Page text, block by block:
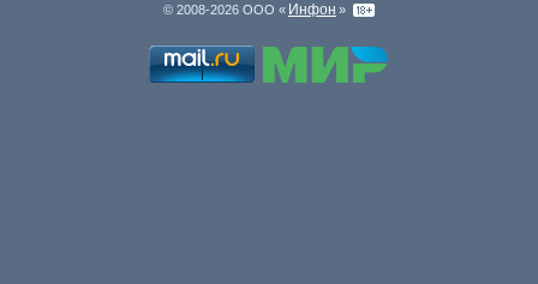
© 2008-2026 ООО « Инфон »